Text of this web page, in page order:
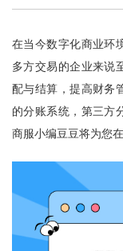
在当今数字化商业环
多方交易的企业来说
配与结算，提高财务
的分账系统，第三方
商服小编豆豆将为您